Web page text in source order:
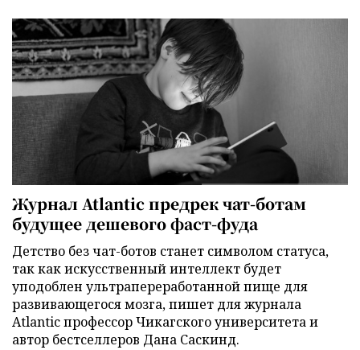
Журнал Atlantic предрек чат-ботам
будущее дешевого фаст-фуда
Детство без чат-ботов станет символом статуса,
так как искусственный интеллект будет
уподоблен ультрапереработанной пище для
развивающегося мозга, пишет для журнала
Atlantic профессор Чикагского университета и
автор бестселлеров Дана Саскинд.